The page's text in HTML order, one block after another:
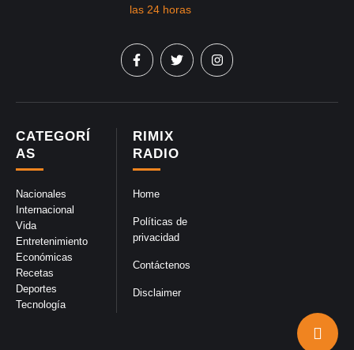
RIMIX
RADIO
Home
Políticas de
privacidad
Contáctenos
Disclaimer
CATEGORÍ
AS
Nacionales
Internacional
Vida
Entretenimiento
Económicas
Recetas
Deportes
Tecnología